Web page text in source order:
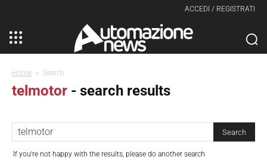
ACCEDI / REGISTRATI
Home Search
telmotor - search results
If you're not happy with the results, please do another search